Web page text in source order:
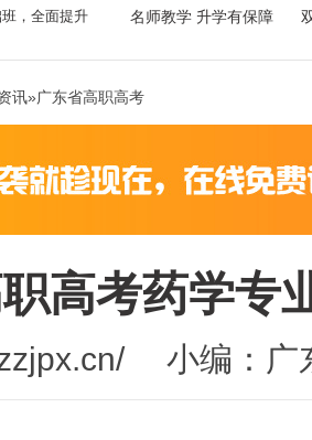
，全面提升 名师教学 升学有保障
讯»广东省高职高考
高考药学专
小编：广